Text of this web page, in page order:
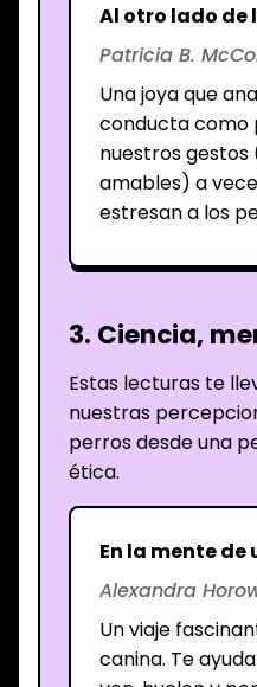
Al otro lado de
Patricia B.
Una joya que
conducta como
nuestros
amables) a
estresan a los
3. Ciencia,
Estas lecturas te
nuestras
perros desde una
ética.
En la mente de
Alexandra
Un viaje
canina. Te